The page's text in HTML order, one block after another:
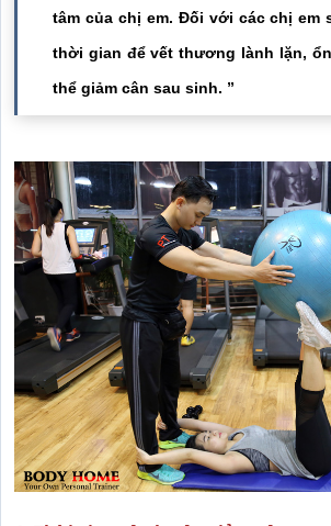
tâm của chị em. Đối với các chị em
thời gian để vết thương lành lặn,
thể giảm cân sau sinh. ”